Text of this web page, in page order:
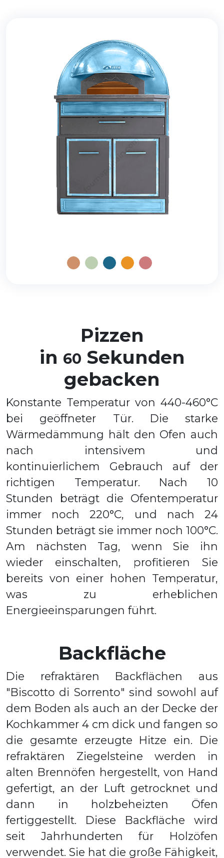
Pizzen
in 60 Sekunden
gebacken
Konstante Temperatur von 440-460°C
bei geöffneter Tür. Die starke
Wärmedämmung hält den Ofen auch
nach intensivem und
kontinuierlichem Gebrauch auf der
richtigen Temperatur. Nach 10
Stunden beträgt die Ofentemperatur
immer noch 220°C, und nach 24
Stunden beträgt sie immer noch 100°C.
Am nächsten Tag, wenn Sie ihn
wieder einschalten, profitieren Sie
bereits von einer hohen Temperatur,
was zu erheblichen
Energieeinsparungen führt.
Backfläche
Die refraktären Backflächen aus
"Biscotto di Sorrento" sind sowohl auf
dem Boden als auch an der Decke der
Kochkammer 4 cm dick und fangen so
die gesamte erzeugte Hitze ein. Die
refraktären Ziegelsteine werden in
alten Brennöfen hergestellt, von Hand
gefertigt, an der Luft getrocknet und
dann in holzbeheizten Öfen
fertiggestellt. Diese Backfläche wird
seit Jahrhunderten für Holzöfen
verwendet. Sie hat die große Fähigkeit,